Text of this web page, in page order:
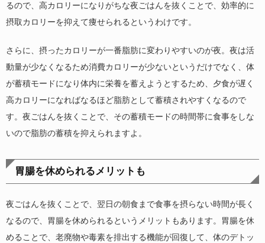
るので、高カロリーになりがちな夜ごはんを抜くことで、効率的に
摂取カロリーを抑えて痩せられるというわけです。
さらに、摂ったカロリーが一番脂肪に変わりやすいのが夜。夜は活
動量が少なくなるため消費カロリーが少ないというだけでなく、体
が蓄積モードになり体内に栄養を蓄えようとするため、夕食が遅く
高カロリーになればなるほど脂肪として蓄積されやすくなるので
す。夜ごはんを抜くことで、その蓄積モードの時間帯に食事をしな
いので脂肪の蓄積を抑えられますよ。
胃腸を休められるメリットも
夜ごはんを抜くことで、翌日の朝食まで食事を摂らない時間が長く
なるので、胃腸を休められるというメリットもあります。胃腸を休
めることで、老廃物や毒素を排出する機能が回復して、体のデトッ